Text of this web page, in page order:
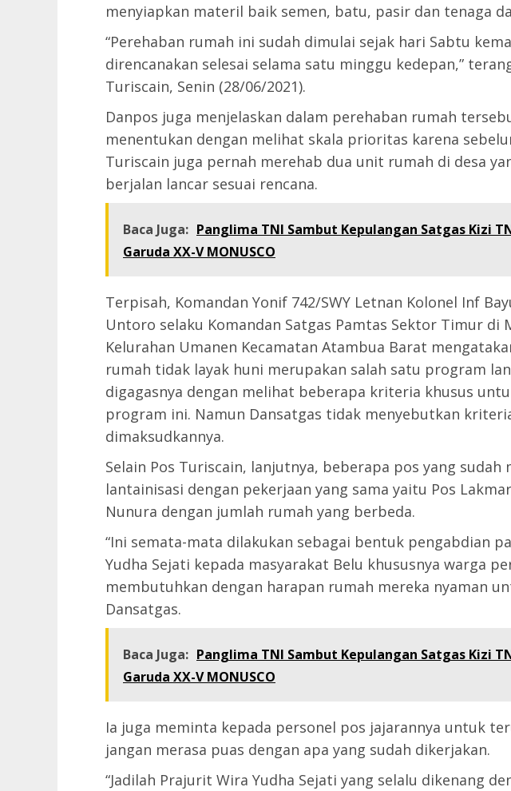
menyiapkan materil baik semen, batu, pasir dan tenaga
“Perehaban rumah ini sudah dimulai sejak hari Sabtu
direncanakan selesai selama satu minggu kedepan,”
Turiscain, Senin (28/06/2021).
Danpos juga menjelaskan dalam perehaban rumah
menentukan dengan melihat skala prioritas karena
Turiscain juga pernah merehab dua unit rumah di desa
berjalan lancar sesuai rencana.
Baca Juga: Panglima TNI Sambut Kepulangan Satgas Kizi
Garuda XX-V MONUSCO
Terpisah, Komandan Yonif 742/SWY Letnan Kolonel Inf
Untoro selaku Komandan Satgas Pamtas Sektor Timur di
Kelurahan Umanen Kecamatan Atambua Barat
rumah tidak layak huni merupakan salah satu program
digagasnya dengan melihat beberapa kriteria khusus
program ini. Namun Dansatgas tidak menyebutkan
dimaksudkannya.
Selain Pos Turiscain, lanjutnya, beberapa pos yang sudah
lantainisasi dengan pekerjaan yang sama yaitu Pos
Nunura dengan jumlah rumah yang berbeda.
“Ini semata-mata dilakukan sebagai bentuk pengabdian
Yudha Sejati kepada masyarakat Belu khususnya warga
membutuhkan dengan harapan rumah mereka nyaman
Dansatgas.
Baca Juga: Panglima TNI Sambut Kepulangan Satgas Kizi
Garuda XX-V MONUSCO
Ia juga meminta kepada personel pos jajarannya untuk
jangan merasa puas dengan apa yang sudah dikerjakan.
“Jadilah Prajurit Wira Yudha Sejati yang selalu dikenang